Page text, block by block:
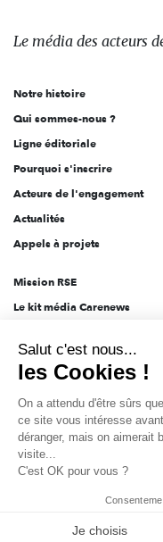
des
l'engagement
Le média des acteurs
Notre histoire
Qui sommes-nous ?
Ligne éditoriale
Pourquoi s'inscrire
Acteurs de l'engagement
Actualités
Appels à projets
Mission RSE
Le kit média Carenews
AEF info
Novethic
PRODURABLE
Inclusiv Day
Données personnelles
Salut c'est nous...
les Cookies !
On a attendu d'être sûrs
ce site vous intéresse
déranger, mais on aimerait
visite...
C'est OK pour vous ?
Je choisis